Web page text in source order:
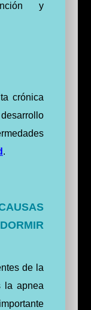
y
crónica
.
de la
la apnea